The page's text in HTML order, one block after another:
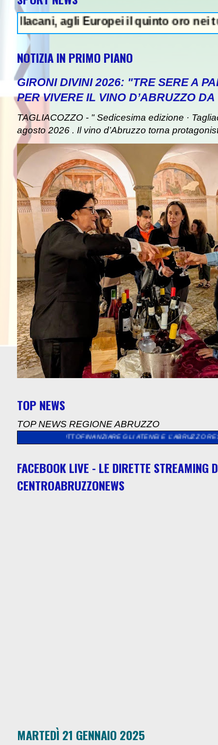
agli Europei il quinto oro nei tuffi
NOTIZIA IN PRIMO PIANO
GIRONI DIVINI 2026: "TRE SERE A
PER VIVERE IL VINO D’ABRUZZO
TAGLIACOZZO - " Sedicesima edizione ·
agosto 2026 . Il vino d’Abruzzo torna
TOP NEWS
TOP NEWS REGIONE ABRUZZO
GLI ATENEI E L’ABRUZZO RESTA FERMO” >>
FACEBOOK LIVE - LE DIRETTE STREAMING
CENTROABRUZZONEWS
MARTEDÌ 21 GENNAIO 2025